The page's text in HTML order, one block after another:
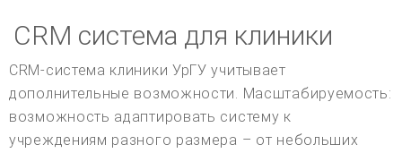
CRM система для клиники
CRM-система клиники УрГУ учитывает
дополнительные возможности. Масштабируемость:
возможность адаптировать систему к
учреждениям разного размера – от небольших